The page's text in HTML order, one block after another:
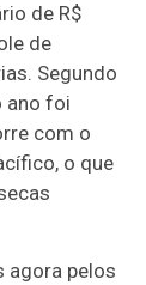
de R$
de
Segundo
ano foi
com o
o que
agora pelos